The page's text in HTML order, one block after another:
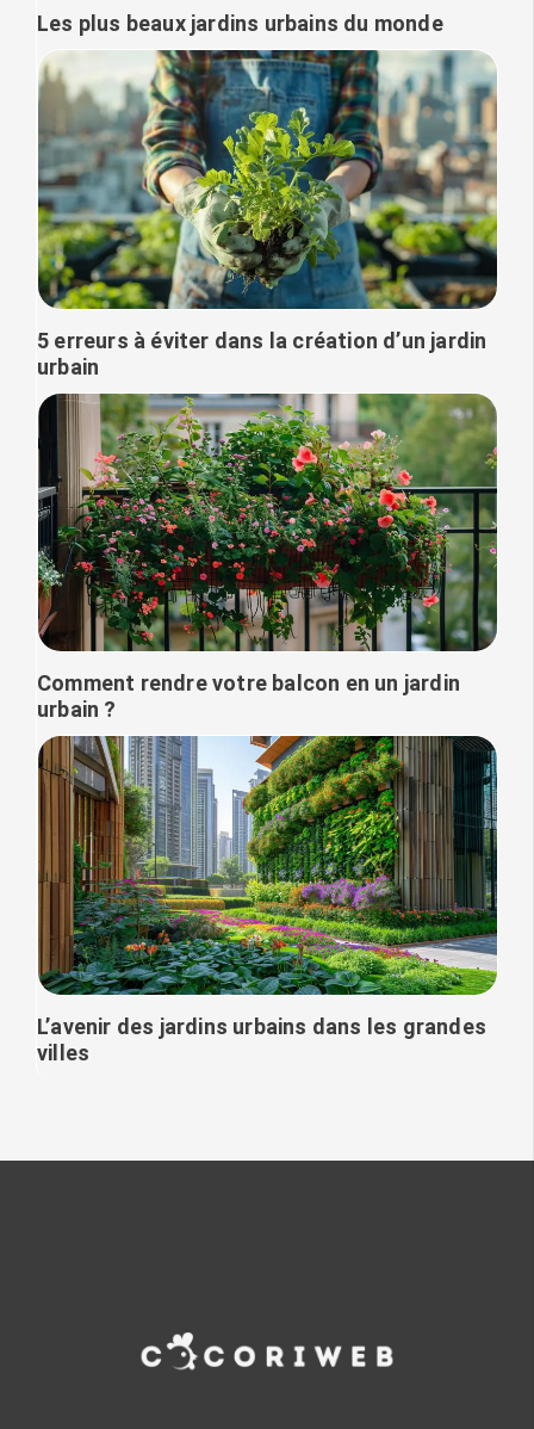
Les plus beaux jardins urbains du monde
5 erreurs à éviter dans la création d’un jardin
urbain
Comment rendre votre balcon en un jardin
urbain ?
L’avenir des jardins urbains dans les grandes
villes